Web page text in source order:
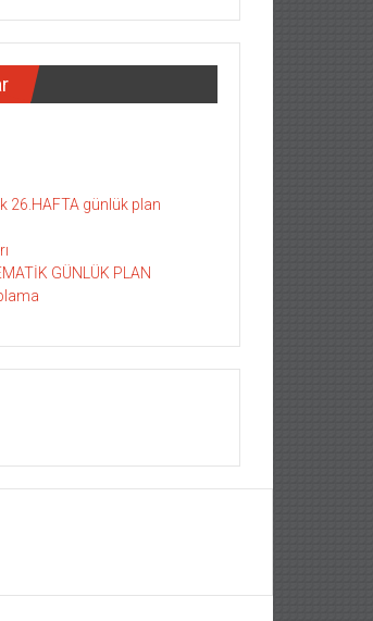
26.HAFTA günlük plan
GÜNLÜK PLAN